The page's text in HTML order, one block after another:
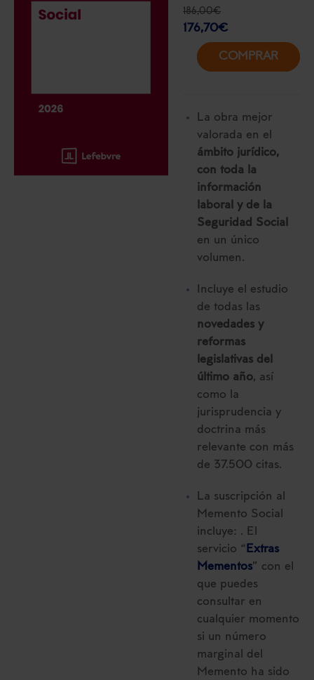
186,00€
176,70€
COMPRAR
La obra mejor
valorada en el
ámbito jurídico,
con toda la
información
laboral y de la
Seguridad Social
en un único
volumen.
Incluye el estudio
de todas las
novedades y
reformas
legislativas del
último año, así
como la
jurisprudencia y
doctrina más
relevante con más
de 37.500 citas.
La suscripción al
Memento Social
incluye: . El
servicio “Extras
Mementos” con el
que puedes
consultar en
cualquier momento
si un número
marginal del
Memento ha sido